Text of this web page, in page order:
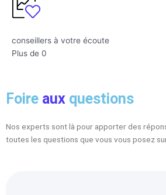
conseillers à votre écoute
Plus de 0
Foire aux questions
Nos experts sont là pour apporter des
toutes les questions que vous vous posez